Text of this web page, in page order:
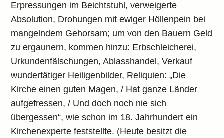
Erpressungen im Beichtstuhl, verweigerte
Absolution, Drohungen mit ewiger Höllenpein bei
mangelndem Gehorsam; um von den Bauern Geld
zu ergaunern, kommen hinzu: Erbschleicherei,
Urkundenfälschungen, Ablasshandel, Verkauf
wundertätiger Heiligenbilder, Reliquien: „Die
Kirche einen guten Magen, / Hat ganze Länder
aufgefressen, / Und doch noch nie sich
übergessen“, wie schon im 18. Jahrhundert ein
Kirchenexperte feststellte. (Heute besitzt die